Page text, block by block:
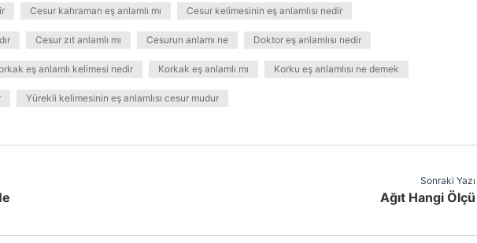
Cesur kahraman eş anlamlı mı Cesur kelimesinin eş anlamlısı nedir
Cesur zıt anlamlı mı Cesurun anlamı ne Doktor eş anlamlısı nedir
eş anlamlı kelimesi nedir Korkak eş anlamlı mı Korku eş anlamlısı ne demek
Yürekli kelimesinin eş anlamlısı cesur mudur
Sonraki Yazı
Ağıt Hangi Ölçü